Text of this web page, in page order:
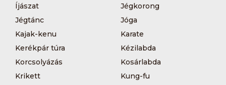
Íjászat
Jégkorong
Jégtánc
Jóga
Kajak-kenu
Karate
Kerékpár túra
Kézilabda
Korcsolyázás
Kosárlabda
Krikett
Kung-fu